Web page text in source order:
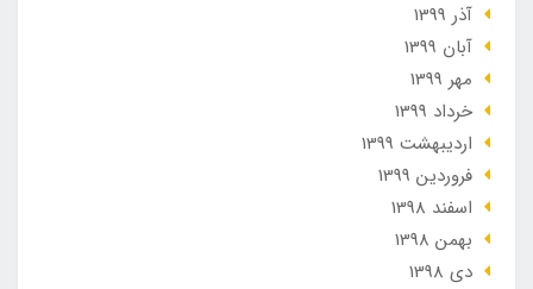
آذر 1399
آبان 1399
مهر 1399
خرداد 1399
ارديبهشت 1399
فروردین 1399
اسفند 1398
بهمن 1398
دی 1398